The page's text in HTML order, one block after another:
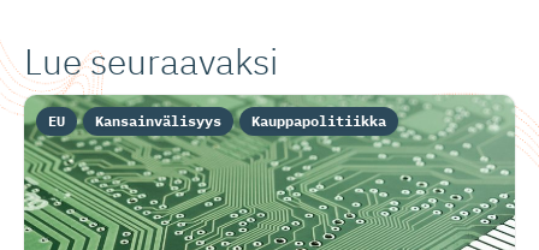
Lue seuraavaksi
EU Kansainvälisyys Kauppapolitiikka